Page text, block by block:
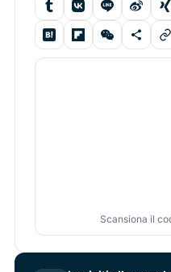
Scansiona il